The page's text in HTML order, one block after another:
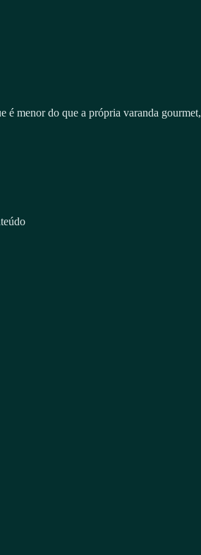
é menor do que a própria varanda